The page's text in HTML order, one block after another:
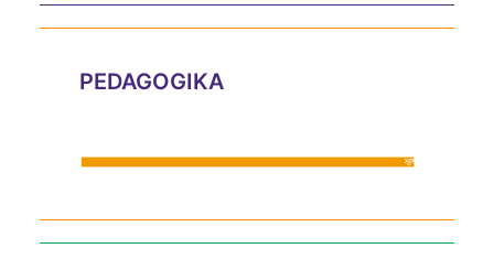
PEDAGOGIKA